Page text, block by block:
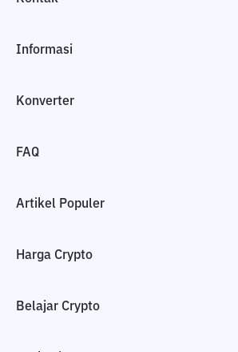
Informasi
Konverter
FAQ
Artikel Populer
Harga Crypto
Belajar Crypto